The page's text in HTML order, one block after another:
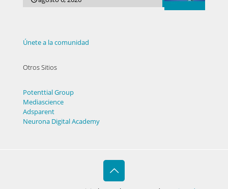
Únete a la comunidad
Otros Sitios
Potenttial Group
Mediascience
Adsparent
Neurona Digital Academy